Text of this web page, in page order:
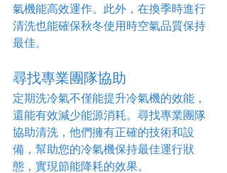
氣機能高效運作。此外，在換季時進行
清洗也能確保秋冬使用時空氣品質保持
最佳。
尋找專業團隊協助
定期洗冷氣不僅能提升冷氣機的效能，
還能有效減少能源消耗。尋找專業團隊
協助清洗，他們擁有正確的技術和設
備，幫助您的冷氣機保持最佳運行狀
態，實現節能降耗的效果。